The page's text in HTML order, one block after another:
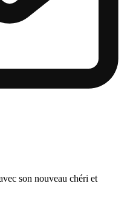
son nouveau chéri et